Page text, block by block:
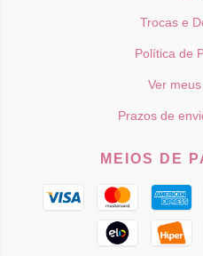
Trocas e
Política de
Ver
Prazos de
MEIOS DE